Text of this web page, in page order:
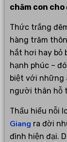
chăm con cho
Thức trắng
hàng trăm
hắt hơi hay bỏ
hạnh phúc –
biệt với những
người thân hỗ
Thấu hiểu nỗi
Giang ra đời
đình hiện đại.